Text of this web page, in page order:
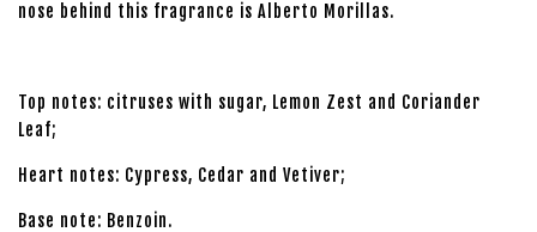
nose behind this fragrance is Alberto Morillas.
Top notes: citruses with sugar, Lemon Zest and Coriander
Leaf;
Heart notes: Cypress, Cedar and Vetiver;
Base note: Benzoin.